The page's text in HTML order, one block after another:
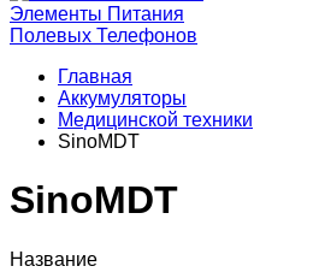
Элементы Питания
Полевых Телефонов
Главная
Аккумуляторы
Медицинской техники
SinoMDT
SinoMDT
Название